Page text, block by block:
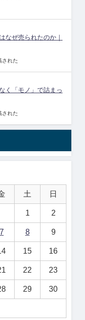
なぜ売られたのか｜
された
く「モノ」で詰まっ
された
土 日
1 2
7 8 9
15 16
22 23
29 30